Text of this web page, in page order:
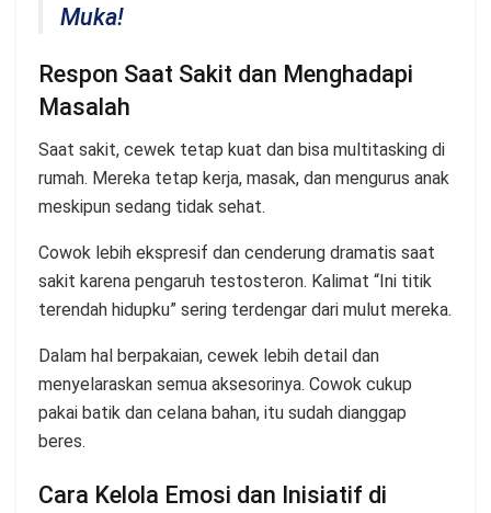
Muka!
Respon Saat Sakit dan Menghadapi
Masalah
Saat sakit, cewek tetap kuat dan bisa multitasking di
rumah. Mereka tetap kerja, masak, dan mengurus anak
meskipun sedang tidak sehat.
Cowok lebih ekspresif dan cenderung dramatis saat
sakit karena pengaruh testosteron. Kalimat “Ini titik
terendah hidupku” sering terdengar dari mulut mereka.
Dalam hal berpakaian, cewek lebih detail dan
menyelaraskan semua aksesorinya. Cowok cukup
pakai batik dan celana bahan, itu sudah dianggap
beres.
Cara Kelola Emosi dan Inisiatif di